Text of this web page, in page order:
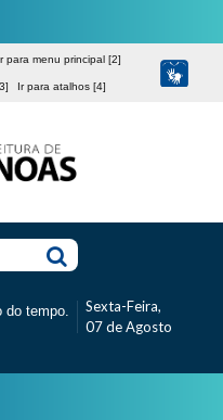
para menu principal [2]
Ir para atalhos [4]
do tempo.
Sexta-Feira,
07 de Agosto